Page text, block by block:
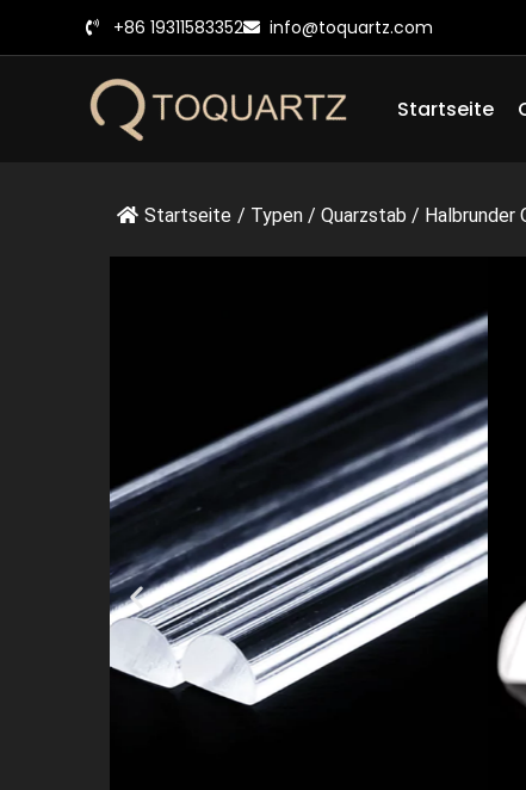
+86 19311583352 info@toquartz.com
Startseite
Startseite / Typen / Quarzstab / Halbrunder